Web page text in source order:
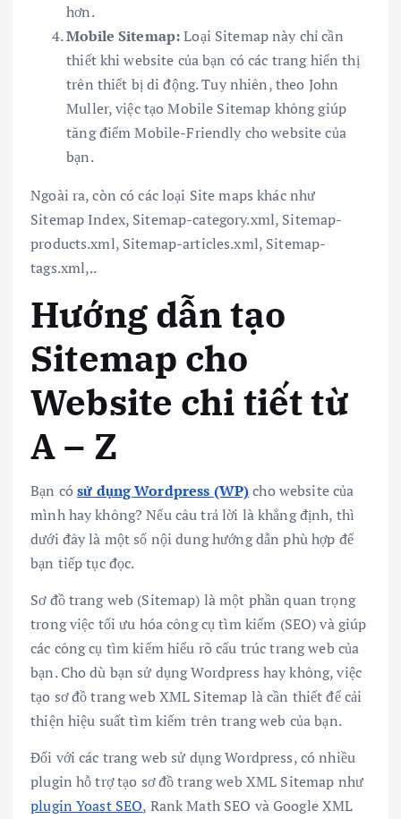
hơn.
Mobile Sitemap:Loại Sitemap này chỉ cần
thiết khi website của bạn có các trang hiển thị
trên thiết bị di động. Tuy nhiên, theo John
Muller, việc tạo Mobile Sitemap không giúp
tăng điểm Mobile-Friendly cho website của
bạn.
Ngoài ra, còn có các loại Site maps khác như
Sitemap Index, Sitemap-category.xml, Sitemap-
products.xml, Sitemap-articles.xml, Sitemap-
tags.xml,..
Hướng dẫn tạo
Sitemap cho
Website chi tiết từ
A – Z
Bạn cósử dụng Wordpress (WP)cho website của
mình hay không? Nếu câu trả lời là khẳng định, thì
dưới đây là một số nội dung hướng dẫn phù hợp để
bạn tiếp tục đọc.
Sơ đồ trang web (Sitemap) là một phần quan trọng
trong việc tối ưu hóa công cụ tìm kiếm (SEO) và giúp
các công cụ tìm kiếm hiểu rõ cấu trúc trang web của
bạn. Cho dù bạn sử dụng Wordpress hay không, việc
tạo sơ đồ trang web XML Sitemap là cần thiết để cải
thiện hiệu suất tìm kiếm trên trang web của bạn.
Đối với các trang web sử dụng Wordpress, có nhiều
plugin hỗ trợ tạo sơ đồ trang web XML Sitemap như
plugin Yoast SEO, Rank Math SEO và Google XML